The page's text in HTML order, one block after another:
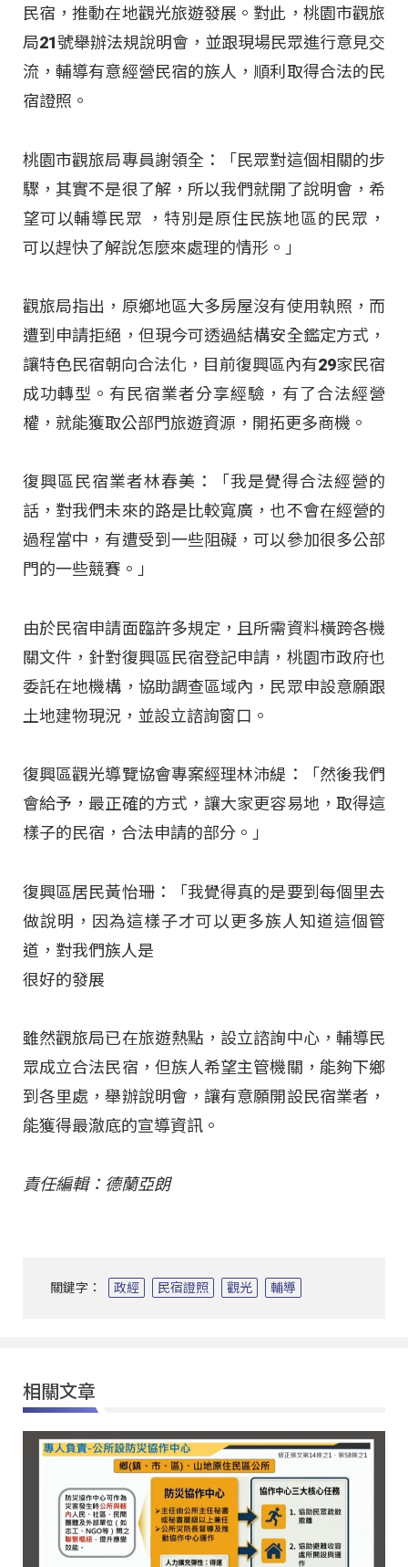
民宿，推動在地觀光旅遊發展。對此，桃園市觀旅
局21號舉辦法規說明會，並跟現場民眾進行意見交
流，輔導有意經營民宿的族人，順利取得合法的民
宿證照。
桃園市觀旅局專員謝領全：「民眾對這個相關的步
驟，其實不是很了解，所以我們就開了說明會，希
望可以輔導民眾 ，特別是原住民族地區的民眾，
可以趕快了解說怎麼來處理的情形。」
觀旅局指出，原鄉地區大多房屋沒有使用執照，而
遭到申請拒絕，但現今可透過結構安全鑑定方式，
讓特色民宿朝向合法化，目前復興區內有29家民宿
成功轉型。有民宿業者分享經驗，有了合法經營
權，就能獲取公部門旅遊資源，開拓更多商機。
復興區民宿業者林春美：「我是覺得合法經營的
話，對我們未來的路是比較寬廣，也不會在經營的
過程當中，有遭受到一些阻礙，可以參加很多公部
門的一些競賽。」
由於民宿申請面臨許多規定，且所需資料橫跨各機
關文件，針對復興區民宿登記申請，桃園市政府也
委託在地機構，協助調查區域內，民眾申設意願跟
土地建物現況，並設立諮詢窗口。
復興區觀光導覽協會專案經理林沛緹：「然後我們
會給予，最正確的方式，讓大家更容易地，取得這
樣子的民宿，合法申請的部分。」
復興區居民黃怡珊：「我覺得真的是要到每個里去
做說明，因為這樣子才可以更多族人知道這個管
道，對我們族人是
很好的發展
雖然觀旅局已在旅遊熱點，設立諮詢中心，輔導民
眾成立合法民宿，但族人希望主管機關，能夠下鄉
到各里處，舉辦說明會，讓有意願開設民宿業者，
能獲得最澈底的宣導資訊。
責任編輯：德蘭亞朗
關鍵字： 政經 民宿證照 觀光 輔導
相關文章